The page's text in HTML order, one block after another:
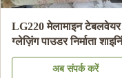
बाउल / प्लेट उच्च संबंध शक्ति
बनाने के लिए सफेद रंग का
मेलामाइन मोल्डिंग पाउडर
अब संपर्क करें